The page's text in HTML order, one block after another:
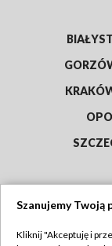
Szanujemy Twoją
Kliknij "Akceptuję i